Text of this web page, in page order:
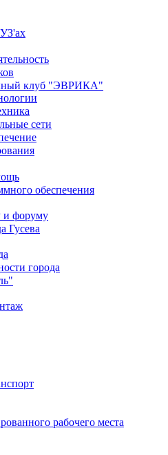
клуб "ЭВРИКА"
сети
обеспечения
и форуму
Гусева
города
рабочего места